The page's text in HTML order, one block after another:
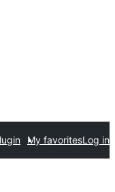
My favoritesLog in